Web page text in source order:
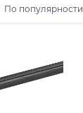
По популярности